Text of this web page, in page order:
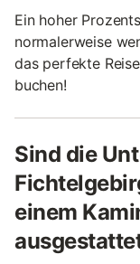
Ein hoher
normalerweise
das perfekte
buchen!
Sind die
einem